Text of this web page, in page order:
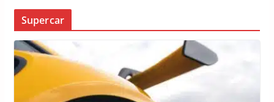
Supercar